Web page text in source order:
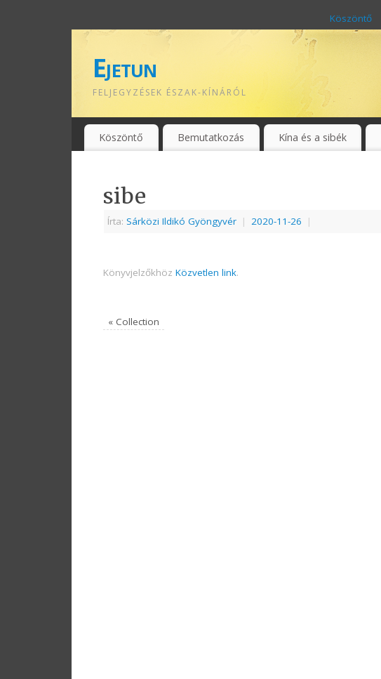
Köszöntő
Ejetun
FELJEGYZÉSEK ÉSZAK-KÍNÁRÓL
Köszöntő Bemutatkozás Kína és a sibék
sibe
Írta: Sárközi Ildikó Gyöngyvér | 2020-11-26 |
Könyvjelzőkhöz Közvetlen link.
« Collection